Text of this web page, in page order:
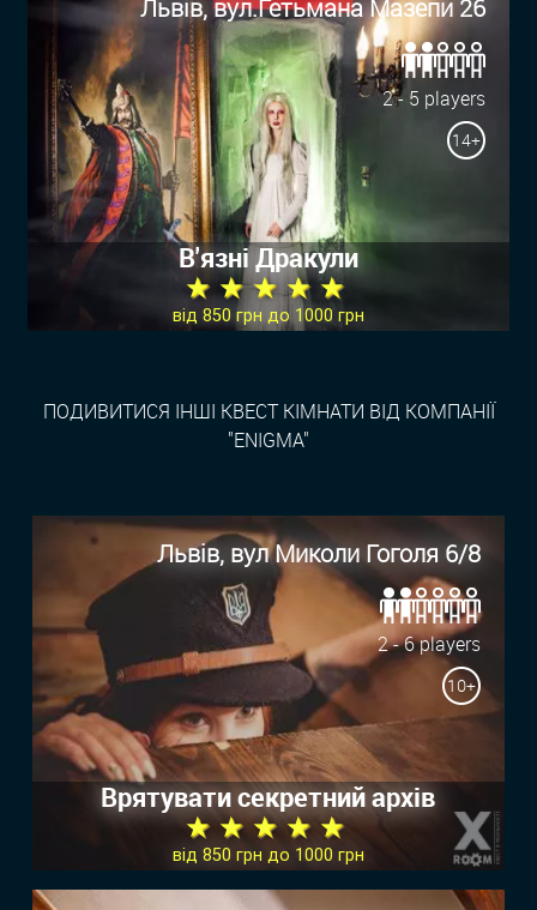
Львів, вул.Гетьмана Мазепи 26
2 - 5 players
14+
В'язні Дракули
★ ★ ★ ★ ★
від 850 грн до 1000 грн
ПОДИВИТИСЯ ІНШІ КВЕСТ КІМНАТИ ВІД КОМПАНІЇ
"ENIGMA"
Львів, вул Миколи Гоголя 6/8
2 - 6 players
10+
Врятувати секретний архів
★ ★ ★ ★ ★
від 850 грн до 1000 грн